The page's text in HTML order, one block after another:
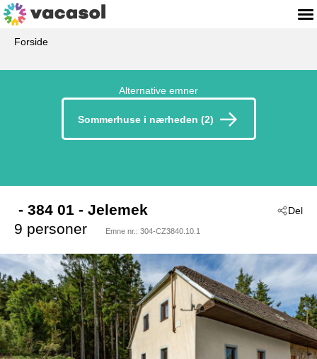
Forside
Alternative emner
Sommerhuse i nærheden (2)
Del
- 384 01 - Jelemek
9 personer
Emne nr.: 304-CZ3840.10.1